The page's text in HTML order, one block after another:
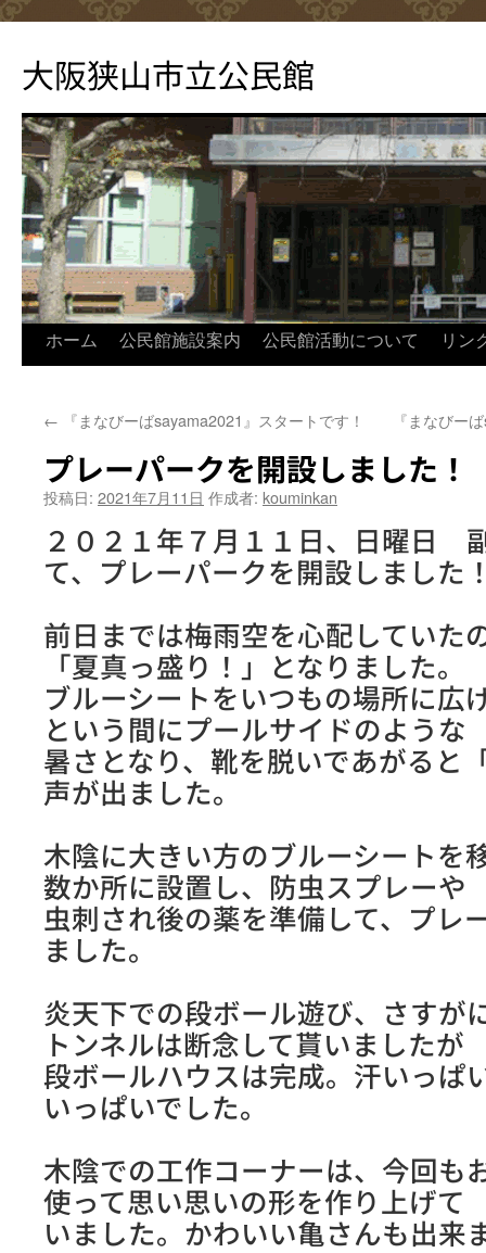
テ
ン
へ
ス
キ
ッ
プ
大阪狭山市立公民館
ホーム 公民館施設案内 公民館活動について リン
← 『まなびーばsayama2021』スタートです！ 『まなびー
プレーパークを開設しました！
投稿日: 2021年7月11日 作成者: kouminkan
２０２１年７月１１日、日曜日
て、プレーパークを開設しました
前日までは梅雨空を心配していた
「夏真っ盛り！」となりました。
ブルーシートをいつもの場所に広
という間にプールサイドのような
暑さとなり、靴を脱いであがると
声が出ました。
木陰に大きい方のブルーシートを
数か所に設置し、防虫スプレーや
虫刺され後の薬を準備して、プレ
ました。
炎天下での段ボール遊び、さすが
トンネルは断念して貰いましたが
段ボールハウスは完成。汗いっぱ
いっぱいでした。
木陰での工作コーナーは、今回も
使って思い思いの形を作り上げて
いました。かわいい亀さんも出来